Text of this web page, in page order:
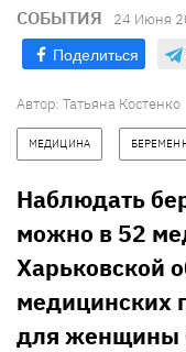
СОБЫТИЯ 24 Июня
Поделиться
Автор: Татьяна Костенко
МЕДИЦИНА
Наблюдать
можно в 52
Харьковской
медицинских
для женщины